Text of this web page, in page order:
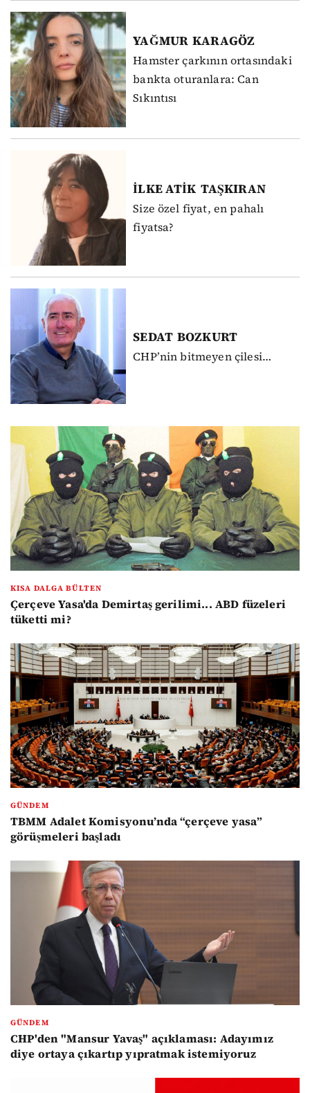
YAĞMUR KARAGÖZ
Hamster çarkının ortasındaki
bankta oturanlara: Can
Sıkıntısı
İLKE ATİK TAŞKIRAN
Size özel fiyat, en pahalı
fiyatsa?
SEDAT BOZKURT
CHP’nin bitmeyen çilesi…
KISA DALGA BÜLTEN
Çerçeve Yasa'da Demirtaş gerilimi... ABD füzeleri
tüketti mi?
GÜNDEM
TBMM Adalet Komisyonu’nda “çerçeve yasa”
görüşmeleri başladı
GÜNDEM
CHP'den "Mansur Yavaş" açıklaması: Adayımız
diye ortaya çıkartıp yıpratmak istemiyoruz